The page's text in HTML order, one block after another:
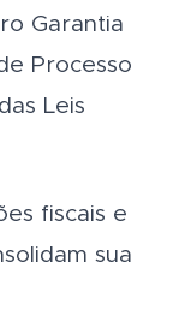
Garantia
Processo
Leis
fiscais e
sua